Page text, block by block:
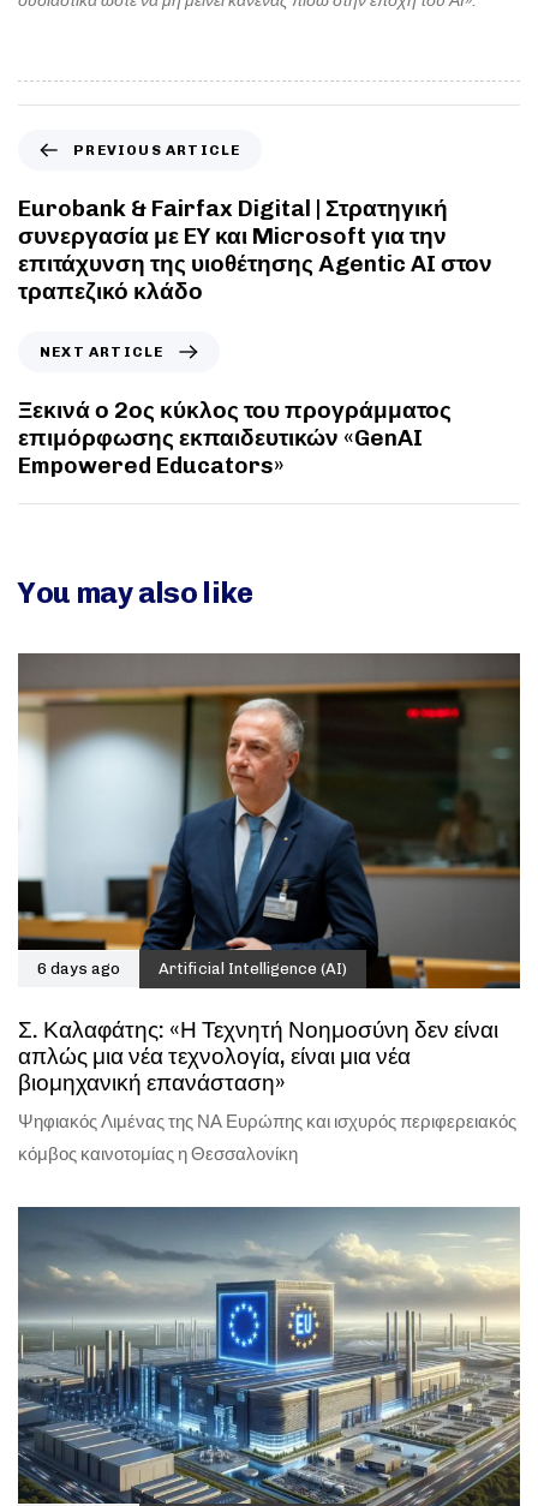
PREVIOUS ARTICLE
Eurobank & Fairfax Digital | Στρατηγική
συνεργασία με EY και Microsoft για την
επιτάχυνση της υιοθέτησης Αgentic AI στον
τραπεζικό κλάδο
NEXT ARTICLE
Ξεκινά ο 2ος κύκλος του προγράμματος
επιμόρφωσης εκπαιδευτικών «GenAI
Empowered Educators»
You may also like
6 days ago Artificial Intelligence (AI)
Σ. Καλαφάτης: «Η Τεχνητή Νοημοσύνη δεν είναι
απλώς μια νέα τεχνολογία, είναι μια νέα
βιομηχανική επανάσταση»
Ψηφιακός Λιμένας της ΝΑ Ευρώπης και ισχυρός περιφερειακός
κόμβος καινοτομίας η Θεσσαλονίκη